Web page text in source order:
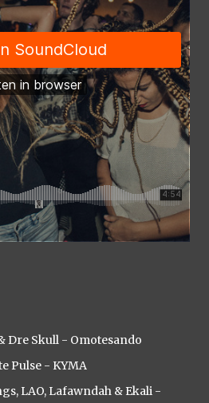
Dre Skull - Omotesando
Pulse - KYMA
LAO, Lafawndah & Ekali -